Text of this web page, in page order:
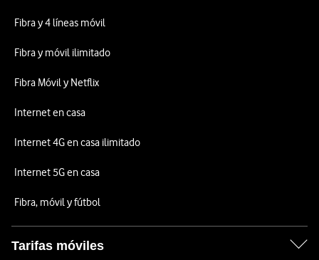
Fibra y 4 líneas móvil
Fibra y móvil ilimitado
Fibra Móvil y Netflix
Internet en casa
Internet 4G en casa ilimitado
Internet 5G en casa
Fibra, móvil y fútbol
Tarifas móviles